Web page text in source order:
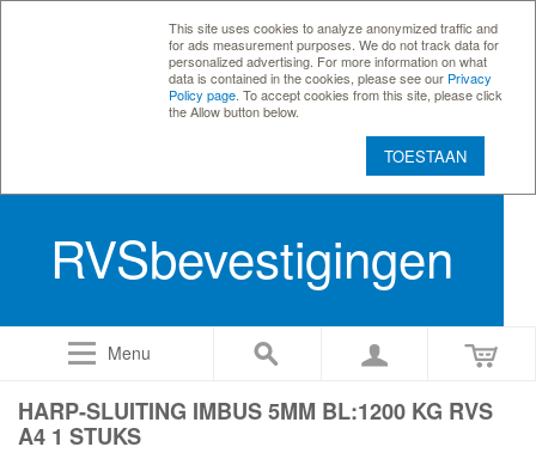
This site uses cookies to analyze anonymized traffic and
for ads measurement purposes. We do not track data for
personalized advertising. For more information on what
data is contained in the cookies, please see our Privacy
Policy page . To accept cookies from this site, please click
the Allow button below.
TOESTAAN
RVSbevestigingen
Menu
HARP-SLUITING IMBUS 5MM BL:1200 KG RVS
A4 1 STUKS